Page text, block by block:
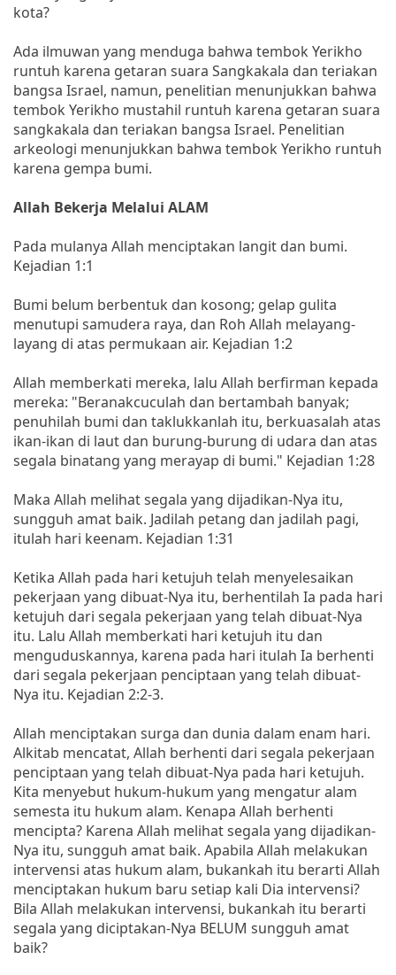
kota?
Ada ilmuwan yang menduga bahwa tembok Yerikho
runtuh karena getaran suara Sangkakala dan teriakan
bangsa Israel, namun, penelitian menunjukkan bahwa
tembok Yerikho mustahil runtuh karena getaran suara
sangkakala dan teriakan bangsa Israel. Penelitian
arkeologi menunjukkan bahwa tembok Yerikho runtuh
karena gempa bumi.
Allah Bekerja Melalui ALAM
Pada mulanya Allah menciptakan langit dan bumi.
Kejadian 1:1
Bumi belum berbentuk dan kosong; gelap gulita
menutupi samudera raya, dan Roh Allah melayang-
layang di atas permukaan air. Kejadian 1:2
Allah memberkati mereka, lalu Allah berfirman kepada
mereka: "Beranakcuculah dan bertambah banyak;
penuhilah bumi dan taklukkanlah itu, berkuasalah atas
ikan-ikan di laut dan burung-burung di udara dan atas
segala binatang yang merayap di bumi." Kejadian 1:28
Maka Allah melihat segala yang dijadikan-Nya itu,
sungguh amat baik. Jadilah petang dan jadilah pagi,
itulah hari keenam. Kejadian 1:31
Ketika Allah pada hari ketujuh telah menyelesaikan
pekerjaan yang dibuat-Nya itu, berhentilah Ia pada hari
ketujuh dari segala pekerjaan yang telah dibuat-Nya
itu. Lalu Allah memberkati hari ketujuh itu dan
menguduskannya, karena pada hari itulah Ia berhenti
dari segala pekerjaan penciptaan yang telah dibuat-
Nya itu. Kejadian 2:2-3.
Allah menciptakan surga dan dunia dalam enam hari.
Alkitab mencatat, Allah berhenti dari segala pekerjaan
penciptaan yang telah dibuat-Nya pada hari ketujuh.
Kita menyebut hukum-hukum yang mengatur alam
semesta itu hukum alam. Kenapa Allah berhenti
mencipta? Karena Allah melihat segala yang dijadikan-
Nya itu, sungguh amat baik. Apabila Allah melakukan
intervensi atas hukum alam, bukankah itu berarti Allah
menciptakan hukum baru setiap kali Dia intervensi?
Bila Allah melakukan intervensi, bukankah itu berarti
segala yang diciptakan-Nya BELUM sungguh amat
baik?